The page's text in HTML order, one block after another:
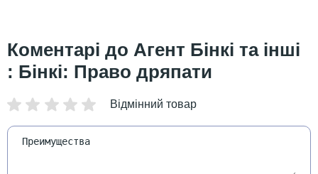
Агент Бінкі та інші
: Бінкі: Право дряпати